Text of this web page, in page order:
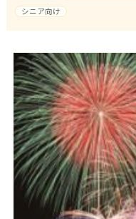
シニア向け